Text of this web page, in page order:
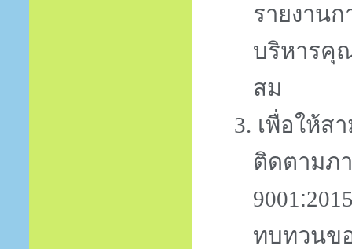
รายงาน
บริหารคุ
สม
3. เพื่อให้ส
ติดตามภ
9001 :
ทบทวนข